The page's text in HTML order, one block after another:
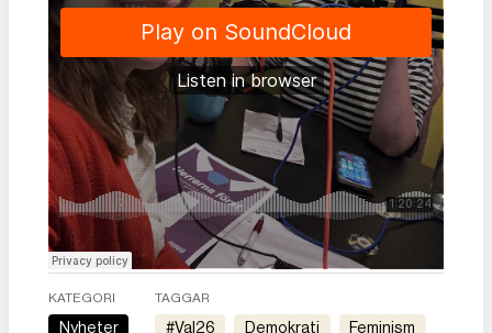
KATEGORI
Nyheter
TAGGAR
#val26 demokrati feminism